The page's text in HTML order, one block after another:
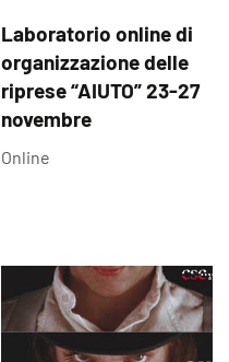
Laboratorio online di
organizzazione delle
riprese “AIUTO” 23-27
novembre
Online